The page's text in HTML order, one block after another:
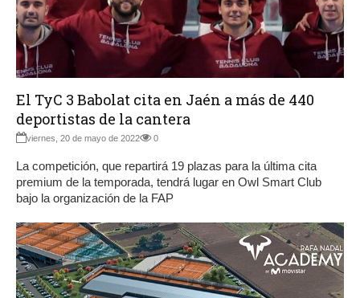
El TyC 3 Babolat cita en Jaén a más de 440
deportistas de la cantera
viernes, 20 de mayo de 2022 0
La competición, que repartirá 19 plazas para la última cita
premium de la temporada, tendrá lugar en Owl Smart Club
bajo la organización de la FAP